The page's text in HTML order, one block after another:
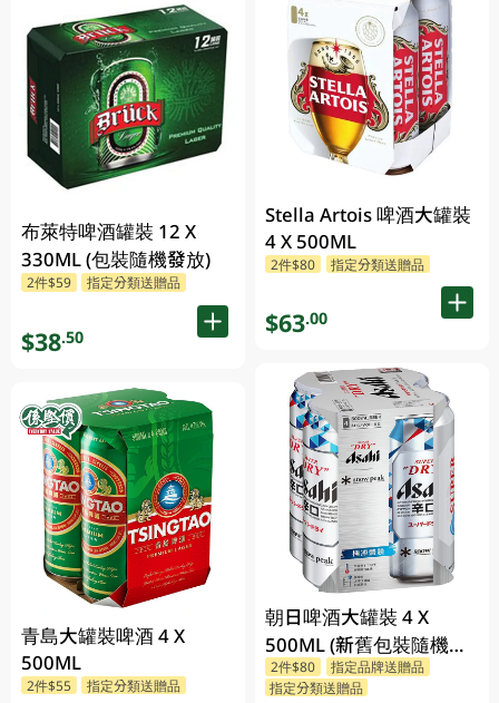
布萊特啤酒罐裝 12 X
330ML (包裝隨機發放)
2件$59 指定分類送贈品
$38.50
青島大罐裝啤酒 4 X
500ML
2件$55 指定分類送贈品
Stella Artois 啤酒大罐裝
4 X 500ML
2件$80 指定分類送贈品
$63.00
朝日啤酒大罐裝 4 X
500ML (新舊包裝隨機發
貨)
2件$80
指定品牌送贈品
指定分類送贈品